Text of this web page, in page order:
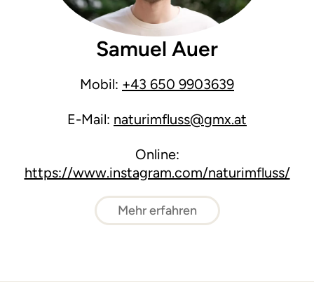
Samuel Auer
Mobil: +43 650 9903639
E-Mail: naturimfluss@gmx.at
Online:
https://www.instagram.com/naturimfluss/
Mehr erfahren